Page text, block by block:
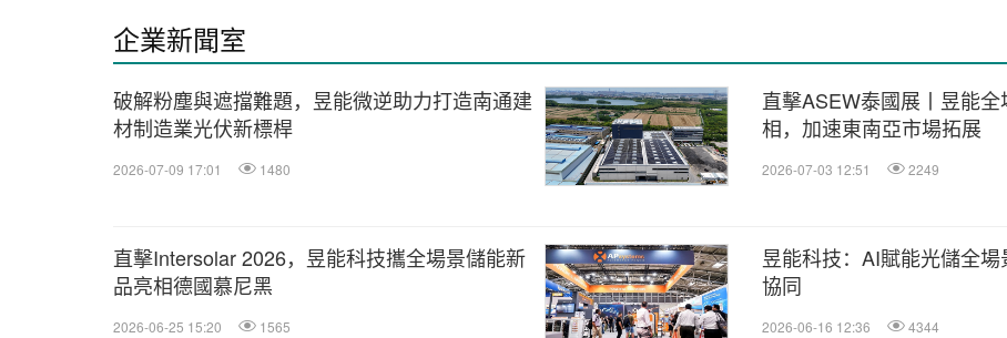
企業新聞室
破解粉塵與遮擋難題，昱能微逆助力打造南通建
材制造業光伏新標桿
2026-07-09 17:01 1480
直擊ASEW泰國展丨昱能
相，加速東南亞市場拓展
2026-07-03 12:51 2249
直擊Intersolar 2026，昱能科技攜全場景儲能新
品亮相德國慕尼黑
2026-06-25 15:20 1565
昱能科技：AI賦能光儲全
協同
2026-06-16 12:36 4344